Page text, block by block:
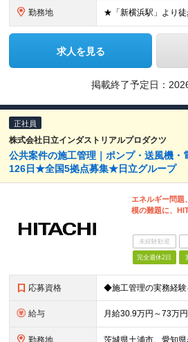
勤務地
求人を見る
掲載終了予定日：
正社員
株式会社日立インダストリアルプロダクツ
公共案件の施工管理｜ポンプ・送風機
126日★全国5拠点募集★日立グループ
エネルギー問題
模の難題に、
未経験歓迎
完全週休2日
応募資格
給与
勤務地